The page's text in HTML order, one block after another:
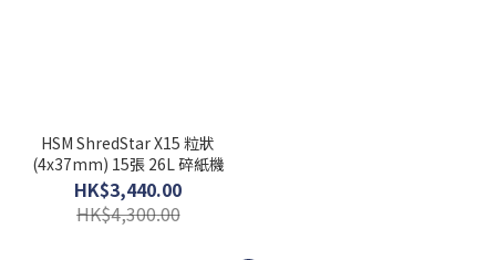
HSM ShredStar X15 粒狀
(4x37mm) 15張 26L 碎紙機
HK$3,440.00
HK$4,300.00